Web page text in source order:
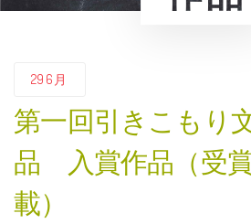
to
29 6月
第一回引きこもり
品 入賞作品（受
載）